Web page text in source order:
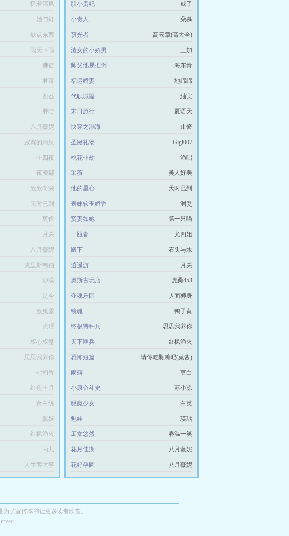
忆若清风
她与灯
缺点东西
雨天下雨
佛徒
君莱
西荔
胖哈
八月薇妮
寂寞的清泉
十四夜
夜凌郗
欣欣向荣
天时已到
更俗
月关
八月薇妮
克里斯韦伯
沙漠
是今
欣曳露
疏璟
权心权意
思思我养你
七和香
红色十月
萧白练
翼妖
红枫渔火
丙儿
人生两大事
胆小贵妃 戒了
小贵人 朵慕
窃光者 高云章(高大全)
渣女的小娇男 三加
师父他易推倒 海东青
福运娇妻 地绵绵
代职城隍 紬実
末日旅行 夏语天
快穿之溺海 止酱
圣诞礼物 Gigi007
桃花非劫 渔唱
采薇 美人好美
他的星心 天时已到
表妹软玉娇香 渊爻
贤妻如她 第一只喵
一瓯春 尤四姐
殿下 石头与水
逍遥游 月关
奥斯古玩店 虎桑453
夺魂乐园 人面狮身
镜魂 鸭子黄
终极特种兵 思思我养你
天下匪兵 红枫渔火
恐怖短篇 请你吃颗糖吧(菓酱)
雨露 莫白
小康奋斗史 苏小凉
驱魔少女 白英
魅娃 瑛瑀
庶女悠然 春温一笑
花月佳期 八月薇妮
花好孕圆 八月薇妮
了宣传本书让更多读者欣赏。